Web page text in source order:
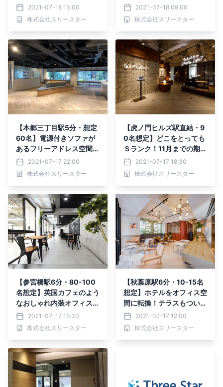
つくろう！】
2021-07-18 13:00
株式会社スリースター
発MAP（2021年更新）
2021-07-18 09:00
株式会社スリースター
【本郷三丁目駅5分・想定
60名】電源付きソファが
あるフリーアドレス空間！
おしゃれ居抜きオフィスの
ご紹介
2021-07-17 22:00
株式会社スリースター
【虎ノ門ヒルズ駅直結・9
0名想定】どこをとっても
Ｓランク！11月までの期間
限定募集のおしゃれ居抜き
オフィス
2021-07-17 18:30
株式会社スリースター
【参宮橋駅6分・80-100
名想定】英国カフェのよう
なおしゃれ内装オフィス～
居抜きオフィス専門サイト
「vivit」～
2021-07-17 15:30
株式会社スリースター
【秋葉原駅6分・10-15名
想定】ホテルをオフィス空
間に転換！テラスもついた
今話題の新しいワークプレ
イスのご紹介
2021-07-17 12:00
株式会社スリースター